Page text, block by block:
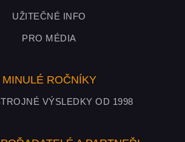
UŽITEČNÉ INFO
PRO MÉDIA
MINULÉ ROČNÍKY
VÝSLEDKY OD 1998